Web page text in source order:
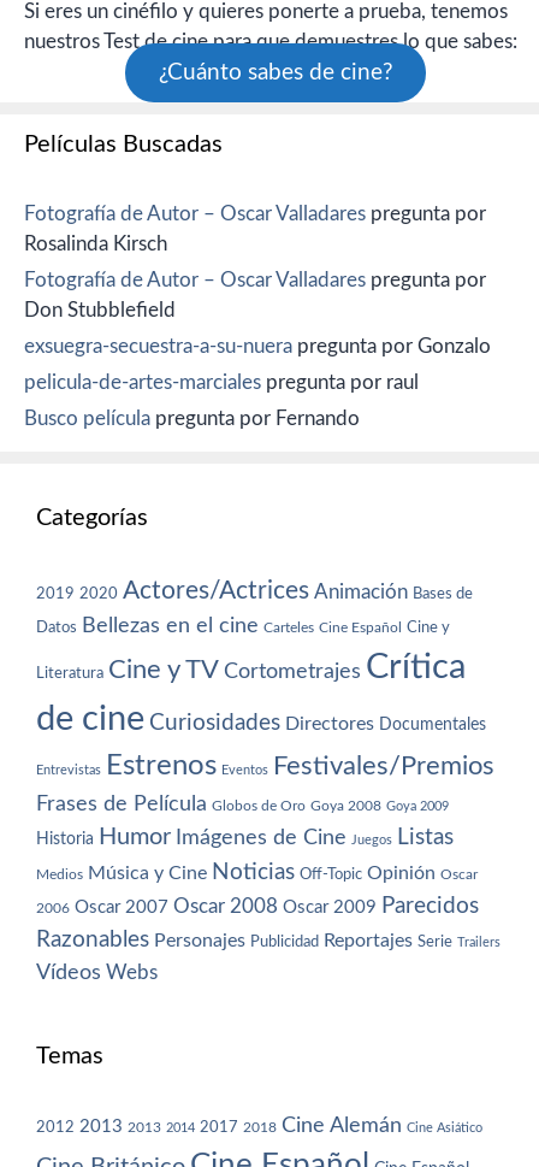
Si eres un cinéfilo y quieres ponerte a prueba, tenemos
nuestros Test de cine para que demuestres lo que sabes:
¿Cuánto sabes de cine?
Películas Buscadas
Fotografía de Autor – Oscar Valladares pregunta por
Rosalinda Kirsch
Fotografía de Autor – Oscar Valladares pregunta por
Don Stubblefield
exsuegra-secuestra-a-su-nuera pregunta por Gonzalo
pelicula-de-artes-marciales pregunta por raul
Busco película pregunta por Fernando
Categorías
2019 2020 Actores/Actrices Animación Bases de
Datos Bellezas en el cine Carteles Cine Español Cine y
Literatura Cine y TV Cortometrajes Crítica
de cine Curiosidades Directores Documentales
Entrevistas Estrenos Eventos Festivales/Premios
Frases de Película Globos de Oro Goya 2008 Goya 2009
Historia Humor Imágenes de Cine Juegos Listas
Medios Música y Cine Noticias Off-Topic Opinión Oscar
2006 Oscar 2007 Oscar 2008 Oscar 2009 Parecidos
Razonables Personajes Publicidad Reportajes Serie Trailers
Vídeos Webs
Temas
2012 2013 2013 2014 2017 2018 Cine Alemán Cine Asiático